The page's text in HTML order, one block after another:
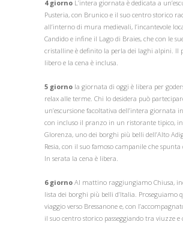
4 giorno L’intera giornata è dedicata a
Pusteria, con Brunico e il suo centro storico
all’interno di mura medievali, l’incantevole
Candido e infine il Lago di Braies, che con le
cristalline è definito la perla dei laghi alpini. Il
libero e la cena è inclusa.
5 giorno la giornata di oggi è libera per
relax alle terme. Chi lo desidera può
un’escursione facoltativa dell’intera giornata
con incluso il pranzo in un ristorante tipico,
Glorenza, uno dei borghi più belli dell’Alto
Resia, con il suo famoso campanile che spunta
In serata la cena è libera.
6 giorno Al mattino raggiungiamo Chiusa,
lista dei borghi più belli d’Italia. Proseguiamo
viaggio verso Bressanone e, con
il suo centro storico passeggiando tra viuzze